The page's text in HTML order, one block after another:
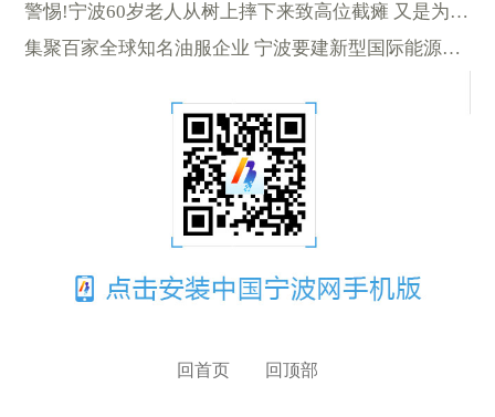
警惕!宁波60岁老人从树上摔下来致高位截瘫 又是为了它……
集聚百家全球知名油服企业 宁波要建新型国际能源贸易中心
回首页 回顶部